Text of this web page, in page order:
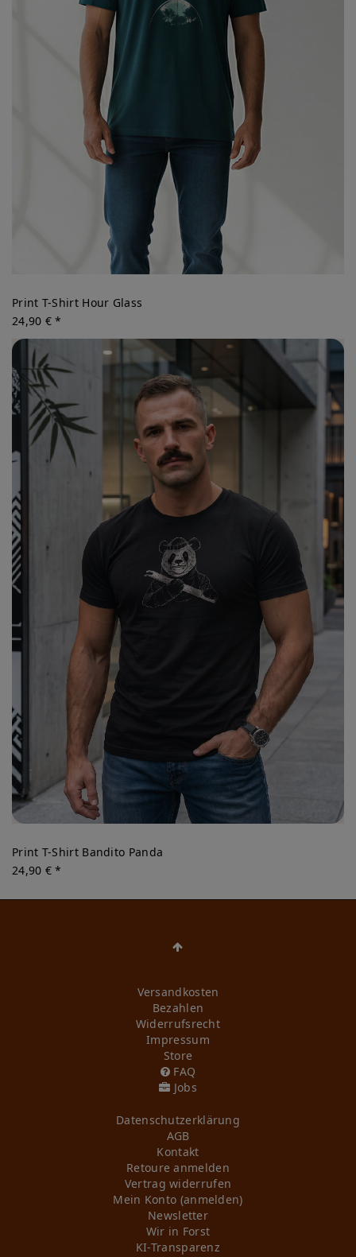
Print T-Shirt Hour Glass
24,90 € *
Print T-Shirt Bandito Panda
24,90 € *
Versandkosten
Bezahlen
Widerrufs­recht
Impressum
Store
FAQ
Jobs
Daten­schutz­erklärung
AGB
Kontakt
Retoure anmelden
Vertrag widerrufen
Mein Konto (anmelden)
Newsletter
Wir in Forst
KI-Transparenz